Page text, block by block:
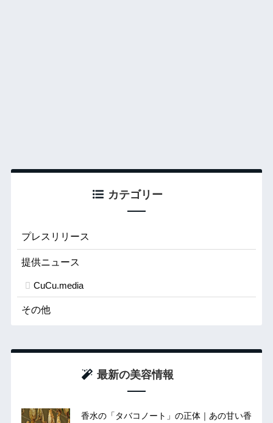
カテゴリー
プレスリリース
提供ニュース
CuCu.media
その他
最新の美容情報
香水の「タバコノート」の正体｜あの甘い香